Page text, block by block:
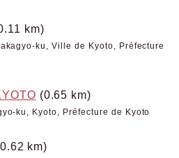
km)
ku, Ville de Kyoto, Préfecture
(0.65 km)
ku, Kyoto, Préfecture de Kyoto
km)